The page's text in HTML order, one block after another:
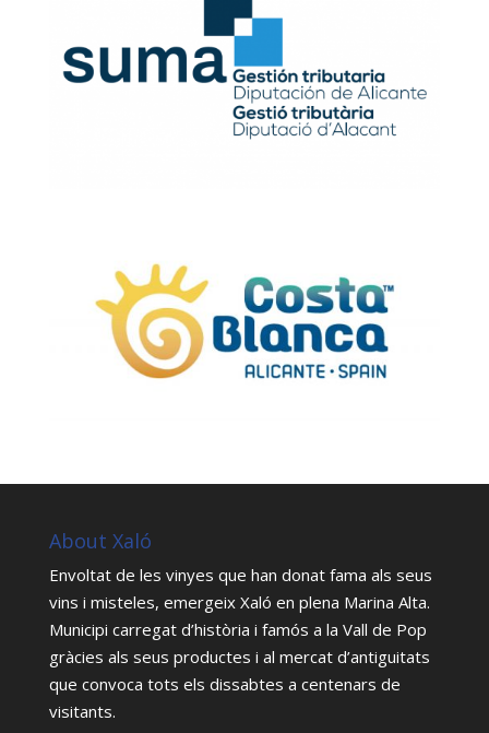
About Xaló
Envoltat de les vinyes que han donat fama als seus
vins i misteles, emergeix Xaló en plena Marina Alta.
Municipi carregat d’història i famós a la Vall de Pop
gràcies als seus productes i al mercat d’antiguitats
que convoca tots els dissabtes a centenars de
visitants.